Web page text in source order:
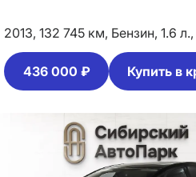
2013, 132 745 км, Бензин, 1.6 л.,
436 000 ₽ Купить в